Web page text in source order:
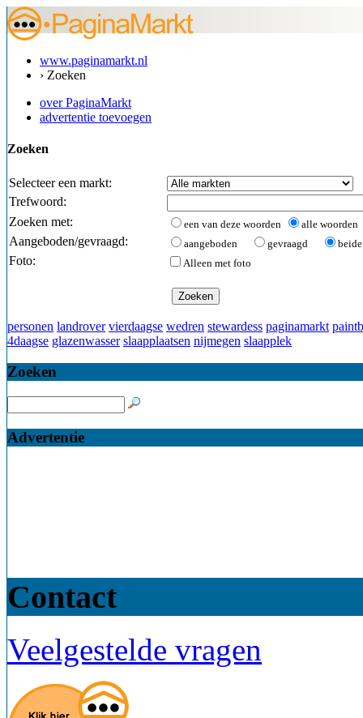
www.paginamarkt.nl
› Zoeken
over PaginaMarkt
advertentie toevoegen
Zoeken
Selecteer een markt:
Trefwoord:
Zoeken met:
een van deze woorden alle woorden
Aangeboden/gevraagd: aangeboden gevraagd beide
Foto: Alleen met foto
personen landrover vierdaagse wedren stewardess paginamarkt
4daagse glazenwasser slaapplaatsen nijmegen slaapplek
Zoeken
Advertentie
Contact
Veelgestelde vragen